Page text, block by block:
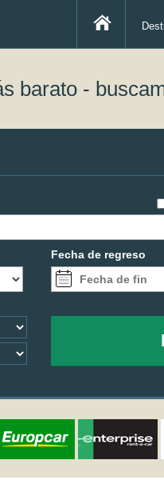
barato -
Fecha de regreso